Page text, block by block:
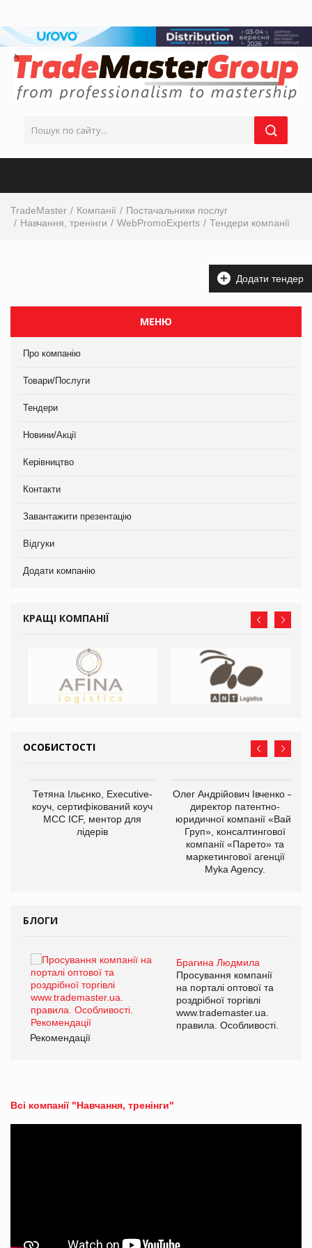
TradeMaster Компанії
Постачальники послуг
Навчання, тренінги
WebPromoExperts Тендери компанії
Додати тендер
МЕНЮ
Про компанію
Товари/Послуги
Тендери
Новини/Акції
Керівництво
Контакти
Завантажити презентацію
Відгуки
Додати компанію
КРАЩІ КОМПАНІЇ
ОСОБИСТОСТІ
Тетяна Ільєнко, Executive-
коуч, сертифікований коуч
МСС ICF, ментор для
лідерів
Олег Андрійович Івченко —
директор патентно-
юридичної компанії «Вайз
Груп», консалтингової
компанії «Парето» та
маркетингової агенції
Myka Agency.
БЛОГИ
Брагина Людмила
Просування компанії
на порталі оптової та
роздрібної торгівлі
www.trademaster.ua.
правила. Особливості.
Рекомендації
Всі компанії "Навчання, тренінги"